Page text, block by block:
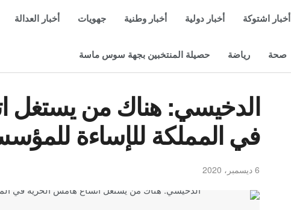
أخبار اشتوكة أخبار دولية أخبار وطنية جهويات أخبار العدالة
صحة رياضة حصيلة المنتخبين بجهة سوس ماسة
الدخيسي: هناك من يستغل
في المملكة للإساءة
6 ديسمبر، 2020